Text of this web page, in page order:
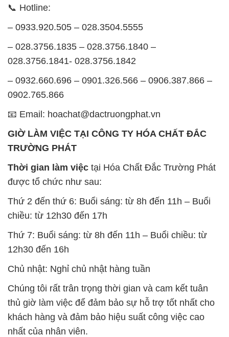
📞 Hotline:
– 0933.920.505 – 028.3504.5555
– 028.3756.1835 – 028.3756.1840 –
028.3756.1841- 028.3756.1842
– 0932.660.696 – 0901.326.566 – 0906.387.866 –
0902.765.866
📧 Email: hoachat@dactruongphat.vn
GIỜ LÀM VIỆC TẠI CÔNG TY HÓA CHẤT ĐẮC
TRƯỜNG PHÁT
Thời gian làm việc tại Hóa Chất Đắc Trường Phát
được tổ chức như sau:
Thứ 2 đến thứ 6: Buổi sáng: từ 8h đến 11h – Buổi
chiều: từ 12h30 đến 17h
Thứ 7: Buổi sáng: từ 8h đến 11h – Buổi chiều: từ
12h30 đến 16h
Chủ nhật: Nghỉ chủ nhật hàng tuần
Chúng tôi rất trân trọng thời gian và cam kết tuân
thủ giờ làm việc để đảm bảo sự hỗ trợ tốt nhất cho
khách hàng và đảm bảo hiệu suất công việc cao
nhất của nhân viên.